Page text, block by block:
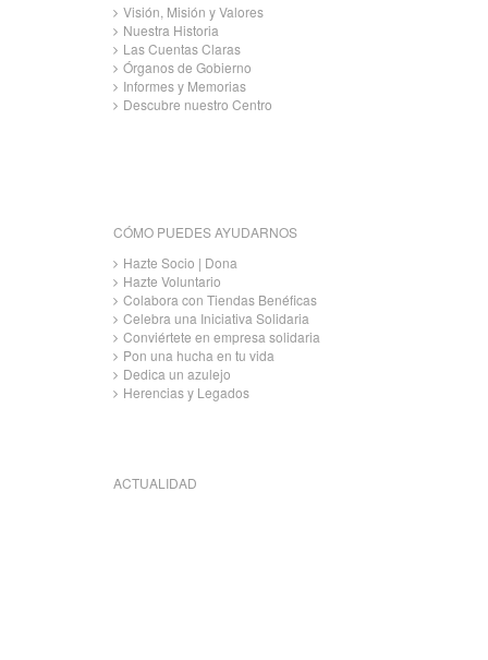
Visión, Misión y Valores
Nuestra Historia
Las Cuentas Claras
Órganos de Gobierno
Informes y Memorias
Descubre nuestro Centro
CÓMO PUEDES AYUDARNOS
Hazte Socio | Dona
Hazte Voluntario
Colabora con Tiendas Benéficas
Celebra una Iniciativa Solidaria
Conviértete en empresa solidaria
Pon una hucha en tu vida
Dedica un azulejo
Herencias y Legados
ACTUALIDAD